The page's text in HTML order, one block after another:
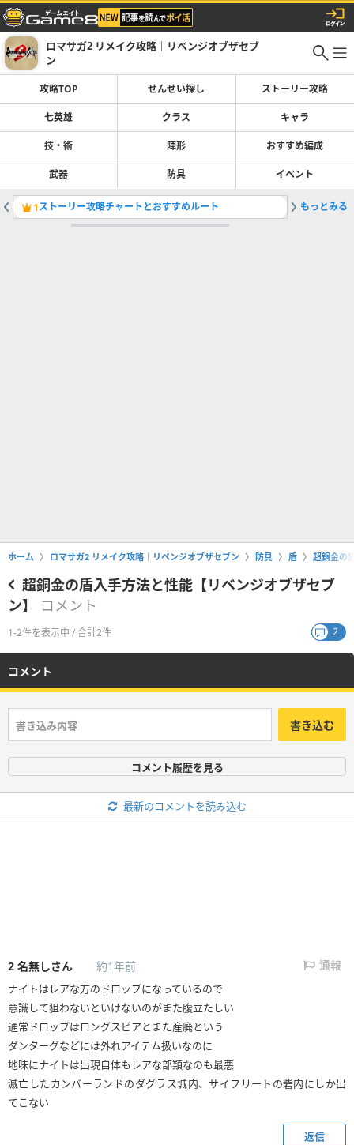
ロマサガ2 リメイク攻略｜リベンジオブザセブ
ン
攻略TOP せんせい探し ストーリー攻略
七英雄 クラス キャラ
技・術 陣形 おすすめ編成
武器 防具 イベント
1ストーリー攻略チャートとおすすめルート 2北バレ
もっとみる
ホーム ロマサガ2 リメイク攻略｜リベンジオブザセブン 防具 盾 超銅金の
超銅金の盾入手方法と性能【リベンジオブザセブ
ン】
コメント
1-2件を表示中 / 合計2件 2
コメント
書き込む
コメント履歴を見る
最新のコメントを読み込む
2 名無しさん 約1年前 通報
ナイトはレアな方のドロップになっているので
意識して狙わないといけないのがまた腹立たしい
通常ドロップはロングスピアとまた産廃という
ダンターグなどには外れアイテム扱いなのに
地味にナイトは出現自体もレアな部類なのも最悪
滅亡したカンバーランドのダグラス城内、サイフリートの砦内にしか出
てこない
返信